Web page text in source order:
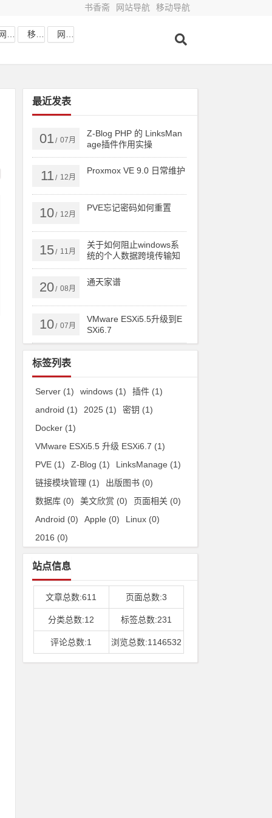
书香斋 网站导航 移动导航
最近发表
01 / 07月
Z-Blog PHP 的 LinksMan
age插件作用实操
11 / 12月
Proxmox VE 9.0 日常维护
10/ 12月
PVE忘记密码如何重置
15/ 11月
关于如何阻止windows系
统的个人数据跨境传输知
识分享
20/ 08月
通天家谱
10/ 07月
VMware ESXi5.5升级到E
SXi6.7
标签列表
Server (1) windows (1) 插件 (1)
android (1) 2025 (1) 密钥 (1)
Docker (1)
VMware ESXi5.5 升级 ESXi6.7 (1)
PVE (1) Z-Blog (1) LinksManage (1)
链接模块管理 (1) 出版图书 (0)
数据库 (0) 美文欣赏 (0) 页面相关 (0)
Android (0) Apple (0) Linux (0)
2016 (0)
站点信息
文章总数:611 页面总数:3
分类总数:12 标签总数:231
评论总数:1 浏览总数:1146532